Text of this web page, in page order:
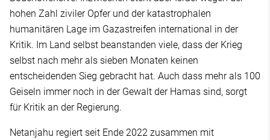
hohen Zahl ziviler Opfer und der katastrophalen
humanitären Lage im Gazastreifen international in der
Kritik. Im Land selbst beanstanden viele, dass der Krieg
selbst nach mehr als sieben Monaten keinen
entscheidenden Sieg gebracht hat. Auch dass mehr als 100
Geiseln immer noch in der Gewalt der Hamas sind, sorgt
für Kritik an der Regierung.
Netanjahu regiert seit Ende 2022 zusammen mit